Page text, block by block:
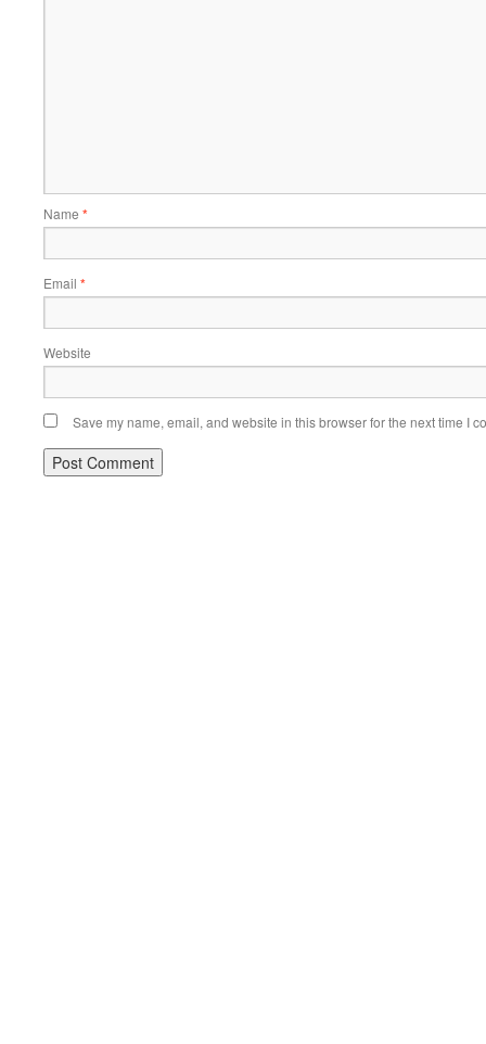
Name *
Email *
Website
Save my name, email, and website in this browser for the next time I